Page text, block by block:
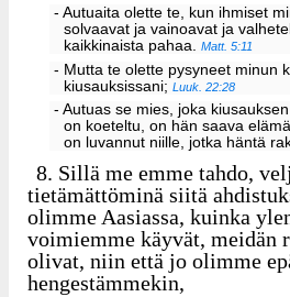
- Autuaita olette te, kun ihmiset
solvaavat ja vainoavat ja
kaikkinaista pahaa.Matt. 5:11
- Mutta te olette pysyneet minun
kiusauksissani;Luuk. 22:28
- Autuas se mies, joka
on koeteltu, on hän saava
on luvannut niille, jotka häntä
8. Sillä me emme tahdo,
tietämättöminä siitä
olimme Aasiassa, kuinka
voimiemme käyvät, meidän
olivat, niin että jo olimme
hengestämmekin,